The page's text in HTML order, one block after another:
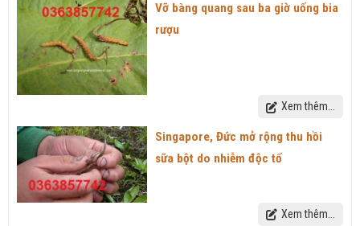
Vỡ bàng quang sau ba giờ uống bia
rượu
Xem thêm...
Singapore, Đức mở rộng thu hồi
sữa bột do nhiễm độc tố
Xem thêm...